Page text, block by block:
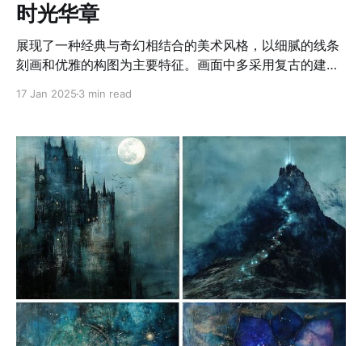
时光华章
展现了一种经典与奇幻相结合的美术风格，以细腻的线条
刻画和优雅的构图为主要特征。画面中多采用复古的建筑
画面的叙事性与怀旧氛围。画面注重线描细节和光影对比
的运用，例如通过明暗交替的处理增强了人物和背景的空
间感。画面中还常使用分隔式布局，讲述多重叙事，既保
持独立性，又增添了画面整体的动态节奏。建筑背景中的
繁复纹饰与人物细腻的面部特征相辅相成，增强了画面的
沉浸感。 应用场景 1. 儿童绘本创作：适合作为奇幻与历
史童话故事的插画，通过精致的线描和柔和的复古色调吸
引儿童读者，营造温暖与梦幻的氛围。 2. 游戏美术设计：
适合古典奇幻类游戏的场景与角色设定，通过繁复的建筑
细节和叙事性构图，增强游戏世界的沉浸感和视觉吸引
力。 3. 文学封面与插图：用于历史或浪漫主义题材书籍的
17 Jan 2025 3 min read